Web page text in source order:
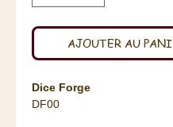
AJOUTER AU
Dice Forge
DF00